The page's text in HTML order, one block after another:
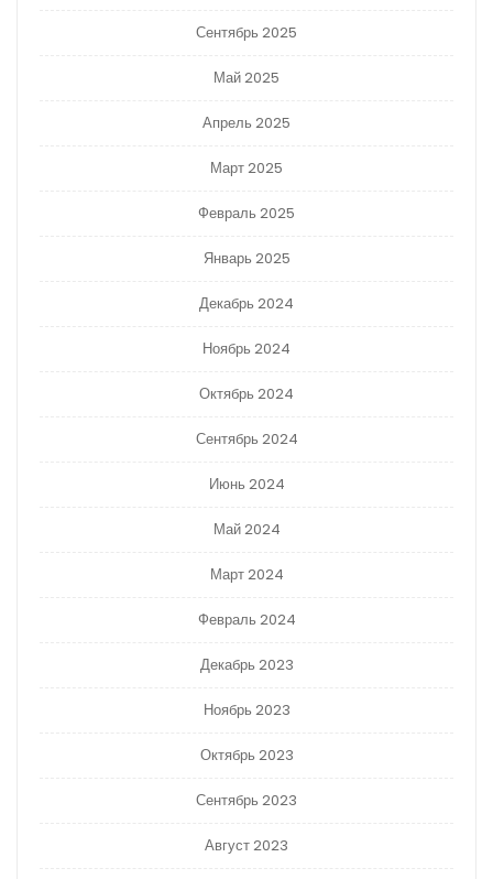
Сентябрь 2025
Май 2025
Апрель 2025
Март 2025
Февраль 2025
Январь 2025
Декабрь 2024
Ноябрь 2024
Октябрь 2024
Сентябрь 2024
Июнь 2024
Май 2024
Март 2024
Февраль 2024
Декабрь 2023
Ноябрь 2023
Октябрь 2023
Сентябрь 2023
Август 2023